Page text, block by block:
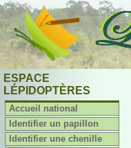
ESPACE
LÉPIDOPTÈRES
Accueil national
Identifier un papillon
Identifier une chenille